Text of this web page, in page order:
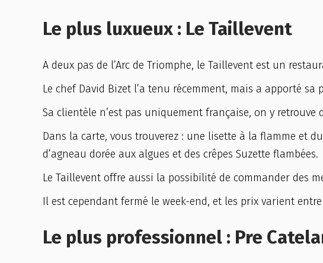
Le plus luxueux : Le Taillevent
A deux pas de l’Arc de Triomphe, le Taillevent est un
Le chef David Bizet l’a tenu récemment, mais a apporté
Sa clientèle n’est pas uniquement française, on y
Dans la carte, vous trouverez : une lisette à la flamme et
d’agneau dorée aux algues et des crêpes Suzette flambées.
Le Taillevent offre aussi la possibilité de commander des
Il est cependant fermé le week-end, et les prix varient entre
Le plus professionnel : Pre